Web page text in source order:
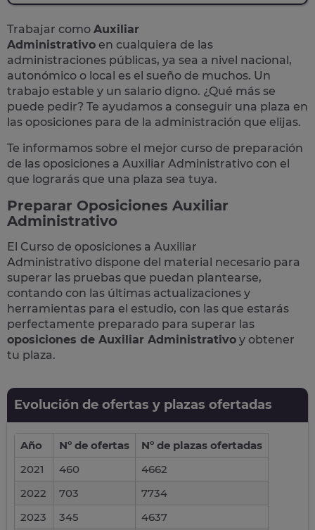
Trabajar como Auxiliar
Administrativo en cualquiera de las
administraciones públicas, ya sea a nivel nacional,
autonómico o local es el sueño de muchos. Un
trabajo estable y un salario digno. ¿Qué más se
puede pedir? Te ayudamos a conseguir una plaza en
las oposiciones para de la administración que elijas.
Te informamos sobre el mejor curso de preparación
de las oposiciones a Auxiliar Administrativo con el
que lograrás que una plaza sea tuya.
Preparar Oposiciones Auxiliar
Administrativo
El Curso de oposiciones a Auxiliar
Administrativo dispone del material necesario para
superar las pruebas que puedan plantearse,
contando con las últimas actualizaciones y
herramientas para el estudio, con las que estarás
perfectamente preparado para superar las
oposiciones de Auxiliar Administrativo y obtener
tu plaza.
Evolución de ofertas y plazas ofertadas
Año Nº de ofertas
Nº de plazas ofertadas
2021
460
4662
2022
703
7734
2023
345 4637